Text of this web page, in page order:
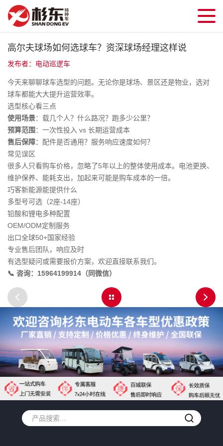
高尔夫球场如何选球车？资深球场经理这样说
发布者：电动巡逻车
今天来聊聊球车选型的问题。无论你是球场、景区还是物业，选对
球车都能大大提升运营效率。
选型核心看三点
使用场景：载几个人？什么路况？跑多少公里？
预算范围 ：一次性投入 vs 长期运营成本
售后保障：配件是否通用？服务响应速度如何？
常见误区
很多人只看购车价格，忽略了5年以上的整体使用成本。电池更换、
维护保养、能耗支出，加起来可能是购车成本的一倍。
巧客新能源能提供什么
多型号可选（2座-14座）
铅酸和锂电多种配置
OEM/ODM定制服务
出口全球50+国家经验
专业售后团队，响应及时
有选型疑问或需要报价方案，欢迎直接联系我们。
📞 咨询：15964199914（同微信）